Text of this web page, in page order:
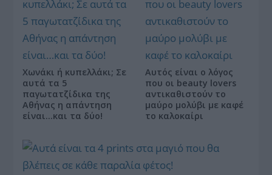
Χωνάκι ή κυπελλάκι; Σε
αυτά τα 5
παγωτατζίδικα της
Αθήνας η απάντηση
είναι…και τα δύο!
Αυτός είναι ο λόγος
που οι beauty lovers
αντικαθιστούν το
μαύρο μολύβι με καφέ
το καλοκαίρι